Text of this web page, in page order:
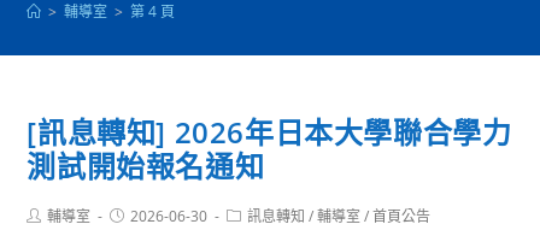
> 輔導室 > 第 4 頁
[訊息轉知] 2026年日本大學聯合學力
測試開始報名通知
Post輔導室
Post2026-06-30
Post訊息轉知 / 輔導室 / 首頁公告